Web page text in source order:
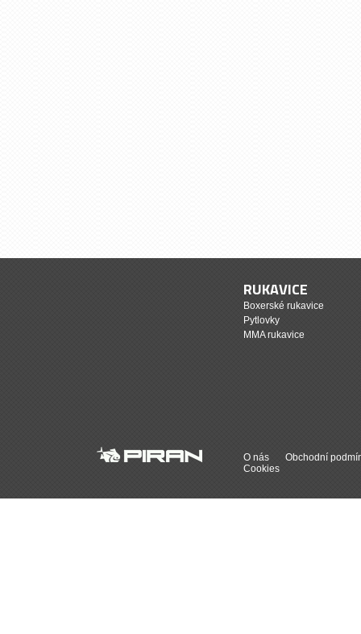
RUKAVICE
Boxerské rukavice
Pytlovky
MMA rukavice
O nás
Obchodní
Cookies